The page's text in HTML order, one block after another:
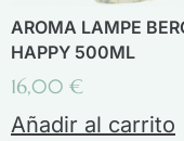
AROMA LAMPE
HAPPY 500ML
16,00 €
Añadir al carrito